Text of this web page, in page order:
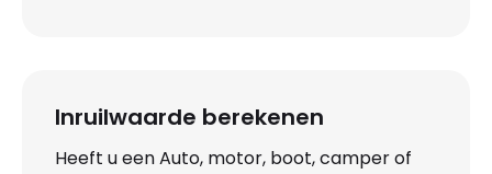
Inruilwaarde berekenen
Heeft u een Auto, motor, boot, camper of